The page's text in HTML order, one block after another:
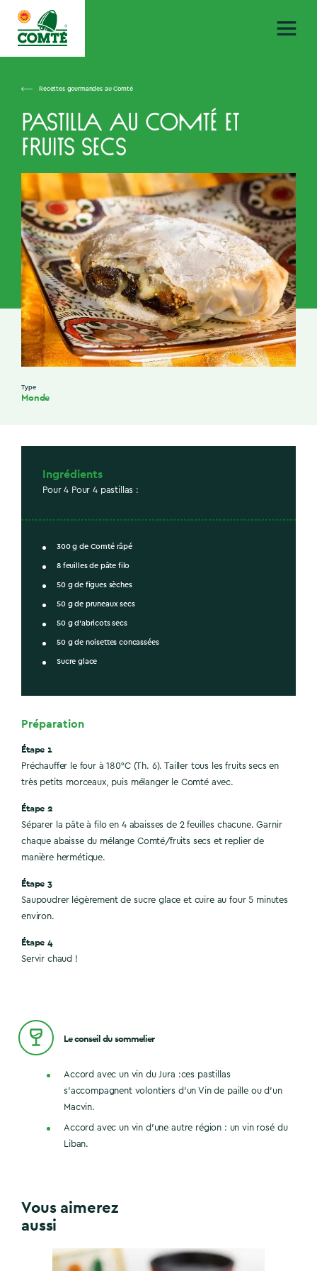
Recettes gourmandes au Comté
Pastilla au Comté et
fruits secs
Type
Monde
Ingrédients
Pour 4 Pour 4 pastillas :
300 g de Comté râpé
8 feuilles de pâte filo
50 g de figues sèches
50 g de pruneaux secs
50 g d’abricots secs
50 g de noisettes concassées
Sucre glace
Préparation
Étape 1
Préchauffer le four à 180°C (Th. 6). Tailler tous les fruits secs en
très petits morceaux, puis mélanger le Comté avec.
Étape 2
Séparer la pâte à filo en 4 abaisses de 2 feuilles chacune. Garnir
chaque abaisse du mélange Comté/fruits secs et replier de
manière hermétique.
Étape 3
Saupoudrer légèrement de sucre glace et cuire au four 5 minutes
environ.
Étape 4
Servir chaud !
Le conseil du sommelier
Accord avec un vin du Jura :ces pastillas
s’accompagnent volontiers d’un Vin de paille ou d’un
Macvin.
Accord avec un vin d’une autre région : un vin rosé du
Liban.
Vous aimerez
aussi